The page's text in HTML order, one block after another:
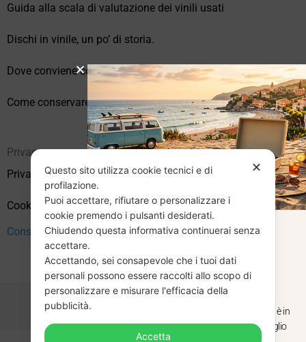
Guida alla scala di valutazione dei vinili usati
Dischi in vinile, un po’ di storia.
Dove conviene comprare vinili online?
Come conservare correttamente i vinili usati
Privacy
Privacy Policy
Cookie Policy (UE)
Consenso
✕
Questo sito utilizza cookie tecnici e di
profilazione.
Puoi accettare, rifiutare o personalizzare i
cookie premendo i pulsanti desiderati.
Chiudendo questa informativa continuerai senza
accettare.
Accettando, sei consapevole che i tuoi dati
personali possono essere raccolti allo scopo di
personalizzare e misurare l'efficacia della
pubblicità.
Accetta
CHIUSURA
ESTIVA
Dal 29 luglio al 31 agosto venditaviniliusati.it è in
pausa estiva. Gli ordini ricevuti entro il 29 luglio